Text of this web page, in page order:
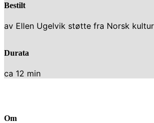
Bestilt
av Ellen Ugelvik støtte fra Norsk
Durata
ca 12 min
Om